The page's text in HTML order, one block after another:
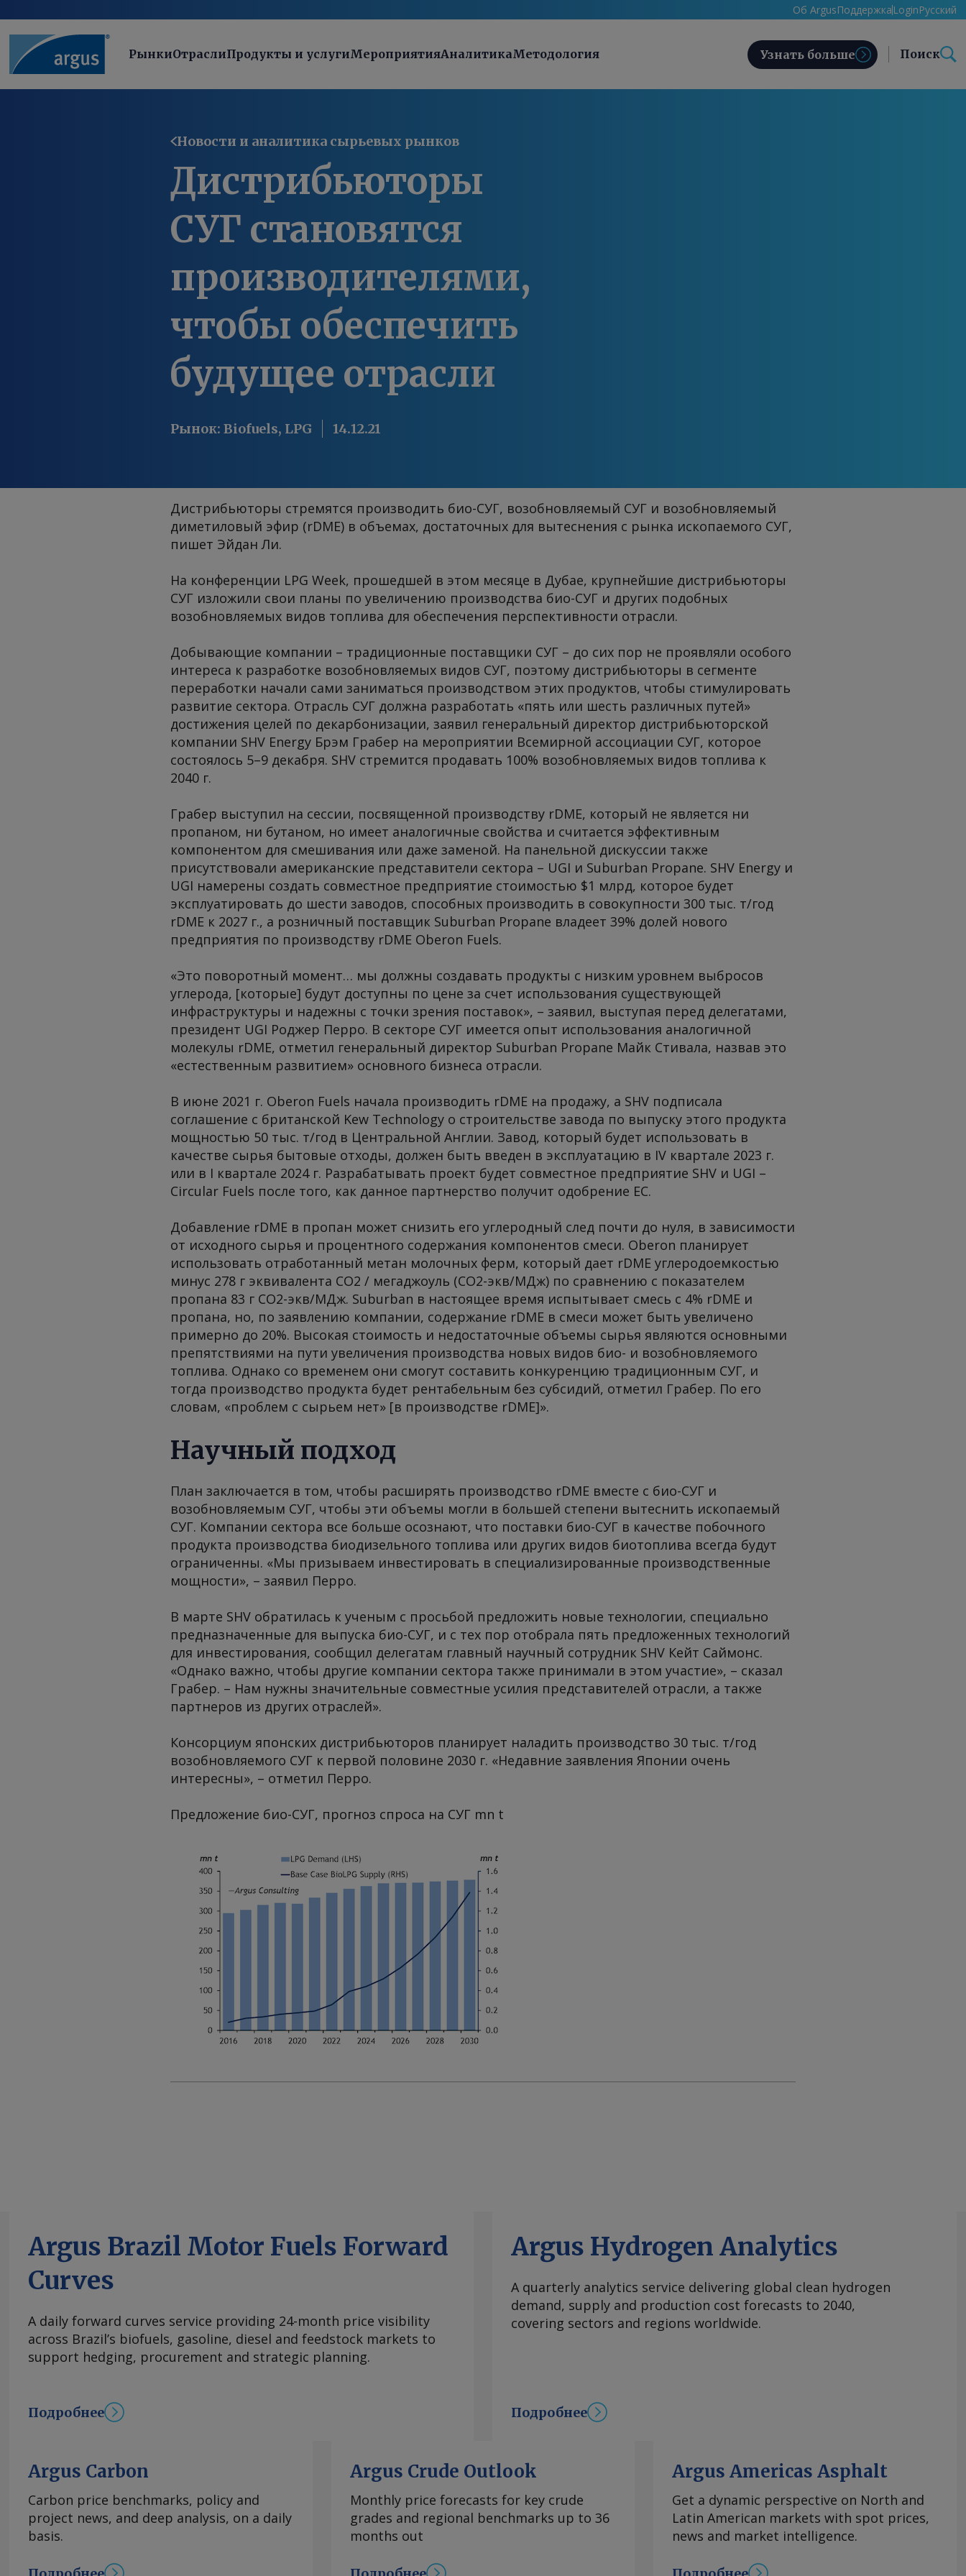
Об ArgusПоддержка LoginРусский
РынкиОтраслиПродукты и услугиМероприятияАналитикаМетодология Узнать больше Поиск
Новости и аналитика сырьевых рынков
Дистрибьюторы
СУГ становятся
производителями,
чтобы обеспечить
будущее отрасли
Рынок: Biofuels, LPG 14.12.21
Дистрибьюторы стремятся производить био-СУГ, возобновляемый СУГ и возобновляемый
диметиловый эфир (rDME) в объемах, достаточных для вытеснения с рынка ископаемого СУГ,
пишет Эйдан Ли.
На конференции LPG Week, прошедшей в этом месяце в Дубае, крупнейшие дистрибьюторы
СУГ изложили свои планы по увеличению производства био-СУГ и других подобных
возобновляемых видов топлива для обеспечения перспективности отрасли.
Добывающие компании – традиционные поставщики СУГ – до сих пор не проявляли особого
интереса к разработке возобновляемых видов СУГ, поэтому дистрибьюторы в сегменте
переработки начали сами заниматься производством этих продуктов, чтобы стимулировать
развитие сектора. Отрасль СУГ должна разработать «пять или шесть различных путей»
достижения целей по декарбонизации, заявил генеральный директор дистрибьюторской
компании SHV Energy Брэм Грабер на мероприятии Всемирной ассоциации СУГ, которое
состоялось 5–9 декабря. SHV стремится продавать 100% возобновляемых видов топлива к
2040 г.
Грабер выступил на сессии, посвященной производству rDME, который не является ни
пропаном, ни бутаном, но имеет аналогичные свойства и считается эффективным
компонентом для смешивания или даже заменой. На панельной дискуссии также
присутствовали американские представители сектора – UGI и Suburban Propane. SHV Energy и
UGI намерены создать совместное предприятие стоимостью $1 млрд, которое будет
эксплуатировать до шести заводов, способных производить в совокупности 300 тыс. т/год
rDME к 2027 г., а розничный поставщик Suburban Propane владеет 39% долей нового
предприятия по производству rDME Oberon Fuels.
«Это поворотный момент… мы должны создавать продукты с низким уровнем выбросов
углерода, [которые] будут доступны по цене за счет использования существующей
инфраструктуры и надежны с точки зрения поставок», – заявил, выступая перед делегатами,
президент UGI Роджер Перро. В секторе СУГ имеется опыт использования аналогичной
молекулы rDME, отметил генеральный директор Suburban Propane Майк Стивала, назвав это
«естественным развитием» основного бизнеса отрасли.
В июне 2021 г. Oberon Fuels начала производить rDME на продажу, а SHV подписала
соглашение с британской Kew Technology о строительстве завода по выпуску этого продукта
мощностью 50 тыс. т/год в Центральной Англии. Завод, который будет использовать в
качестве сырья бытовые отходы, должен быть введен в эксплуатацию в IV квартале 2023 г.
или в I квартале 2024 г. Разрабатывать проект будет совместное предприятие SHV и UGI –
Circular Fuels после того, как данное партнерство получит одобрение ЕС.
Добавление rDME в пропан может снизить его углеродный след почти до нуля, в зависимости
от исходного сырья и процентного содержания компонентов смеси. Oberon планирует
использовать отработанный метан молочных ферм, который дает rDME углеродоемкостью
минус 278 г эквивалента CO2 / мегаджоуль (CO2-экв/МДж) по сравнению с показателем
пропана 83 г CO2-экв/МДж. Suburban в настоящее время испытывает смесь с 4% rDME и
пропана, но, по заявлению компании, содержание rDME в смеси может быть увеличено
примерно до 20%. Высокая стоимость и недостаточные объемы сырья являются основными
препятствиями на пути увеличения производства новых видов био- и возобновляемого
топлива. Однако со временем они смогут составить конкуренцию традиционным СУГ, и
тогда производство продукта будет рентабельным без субсидий, отметил Грабер. По его
словам, «проблем с сырьем нет» [в производстве rDME]».
Научный подход
План заключается в том, чтобы расширять производство rDME вместе с био-СУГ и
возобновляемым СУГ, чтобы эти объемы могли в большей степени вытеснить ископаемый
СУГ. Компании сектора все больше осознают, что поставки био-СУГ в качестве побочного
продукта производства биодизельного топлива или других видов биотоплива всегда будут
ограниченны. «Мы призываем инвестировать в специализированные производственные
мощности», – заявил Перро.
В марте SHV обратилась к ученым с просьбой предложить новые технологии, специально
предназначенные для выпуска био-СУГ, и с тех пор отобрала пять предложенных технологий
для инвестирования, сообщил делегатам главный научный сотрудник SHV Кейт Саймонс.
«Однако важно, чтобы другие компании сектора также принимали в этом участие», – сказал
Грабер. – Нам нужны значительные совместные усилия представителей отрасли, а также
партнеров из других отраслей».
Консорциум японских дистрибьюторов планирует наладить производство 30 тыс. т/год
возобновляемого СУГ к первой половине 2030 г. «Недавние заявления Японии очень
интересны», – отметил Перро.
Предложение био-СУГ, прогноз спроса на СУГ mn t
Argus Brazil Motor Fuels Forward
Curves
A daily forward curves service providing 24-month price visibility
across Brazil’s biofuels, gasoline, diesel and feedstock markets to
support hedging, procurement and strategic planning.
Подробнее
Argus Hydrogen Analytics
A quarterly analytics service delivering global clean hydrogen
demand, supply and production cost forecasts to 2040,
covering sectors and regions worldwide.
Подробнее
Argus Carbon
Carbon price benchmarks, policy and
project news, and deep analysis, on a daily
basis.
Argus Crude Outlook
Monthly price forecasts for key crude
grades and regional benchmarks up to 36
months out
Argus Americas Asphalt
Get a dynamic perspective on North and
Latin American markets with spot prices,
news and market intelligence.